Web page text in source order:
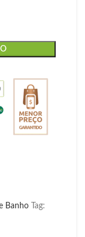
Banho
Tag: